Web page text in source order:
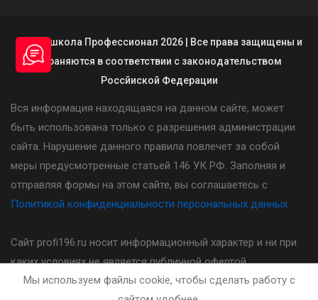
© Автошкола Профессионал 2026 | Все права защищены и
охраняются в соответствии с законодательством
Россйиской Федерации
Вся информация находящаяся на данном сайте, может
быть использована только с разрешения администрации
сайта. Нарушение данного правила повлечет за собой
меры предусмотренные статьей 146 УК РФ. Заполняя и
отправляя формы на этом сайте, вы соглашаетесь с
Политикой конфиденциальности персональных данных
Сайт profi196.ru носит информационный характер и ни при
каких условиях не является публичной офертой,
определяемой положениями статьи 437(2) Гражданского
Мы используем файлы cookie, чтобы сделать работу с